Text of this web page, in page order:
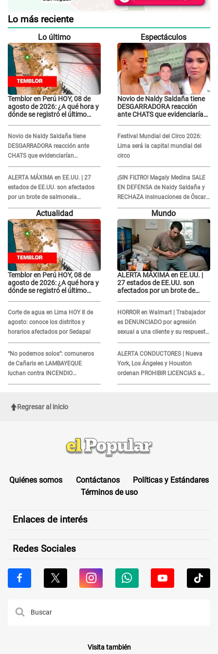
Lo más reciente
Lo último
Temblor en Perú HOY, 08 de
agosto de 2026: ¿A qué hora y
dónde se registró el último
Novio de Naldy Saldaña tiene
DESGARRADORA reacción ante
CHATS que evidenciarían
INFIDELIDAD con animador de 'La
Bella Luz': "Se puso..."
ALERTA MÁXIMA en EE.UU. | 27
estados de EE.UU. son afectados
por un brote de salmonela
relacionado a un producto MUY
Espectáculos
Novio de Naldy Saldaña tiene
DESGARRADORA reacción
ante CHATS que evidenciarían
Festival Mundial del Circo 2026:
Lima será la capital mundial del
circo
¡SIN FILTRO! Magaly Medina SALE
EN DEFENSA de Naldy Saldaña y
RECHAZA insinuaciones de Óscar
Custodio: “Es su problema...”
Actualidad
Temblor en Perú HOY, 08 de
agosto de 2026: ¿A qué hora y
dónde se registró el último
Corte de agua en Lima HOY 8 de
agosto: conoce los distritos y
horarios afectados por Sedapal
“No podemos solos”: comuneros
de Cañaris en LAMBAYEQUE
luchan contra INCENDIO
FORESTAL que sigue avanzando
Mundo
ALERTA MÁXIMA en EE.UU. |
27 estados de EE.UU. son
afectados por un brote de
HORROR en Walmart | Trabajador
es DENUNCIADO por agresión
sexual a una cliente y su respuesta
INDIGNÓ A TODOS
ALERTA CONDUCTORES | Nueva
York, Los Ángeles y Houston
ordenan PROHIBIR LICENCIAS a
quienes no presenten ESTE
Regresar al inicio
Quiénes somos Contáctanos
Políticas y Estándares
Términos de uso
Enlaces de interés
Redes Sociales
Visita también